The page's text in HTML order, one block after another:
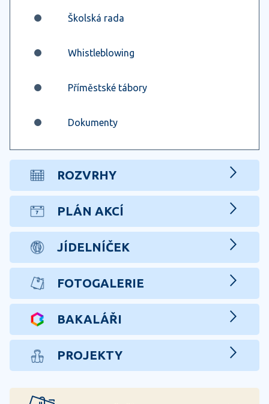
Školská rada
Whistleblowing
Příměstské tábory
Dokumenty
ROZVRHY
PLÁN AKCÍ
JÍDELNÍČEK
FOTOGALERIE
BAKALÁŘI
PROJEKTY